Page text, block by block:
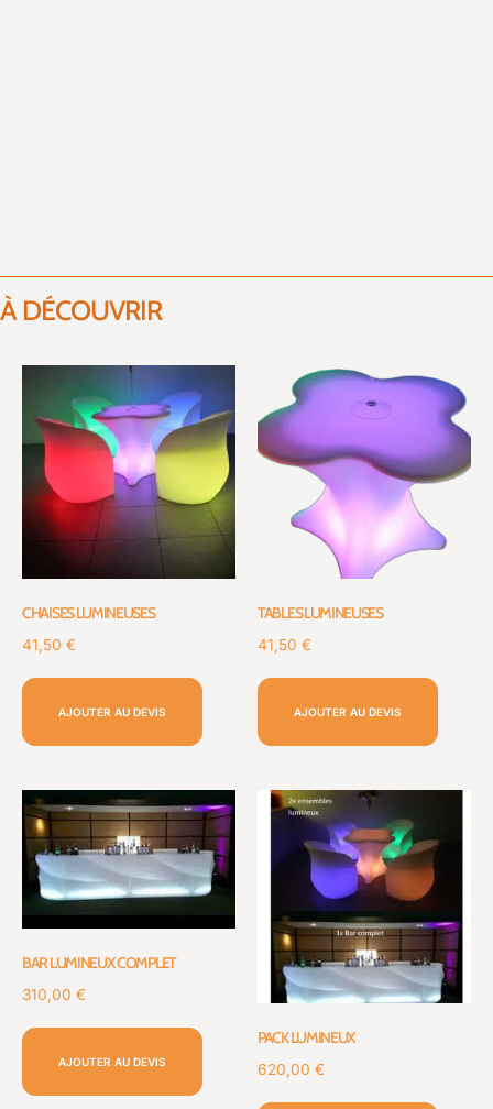
À DÉCOUVRIR
CHAISES LUMINEUSES
41,50 €
AJOUTER AU DEVIS
TABLES LUMINEUSES
41,50 €
AJOUTER AU DEVIS
BAR LUMINEUX COMPLET
310,00 €
AJOUTER AU DEVIS
PACK LUMINEUX
620,00 €